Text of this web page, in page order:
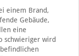
einem Brand,
Gebäude,
eine
schwieriger wird